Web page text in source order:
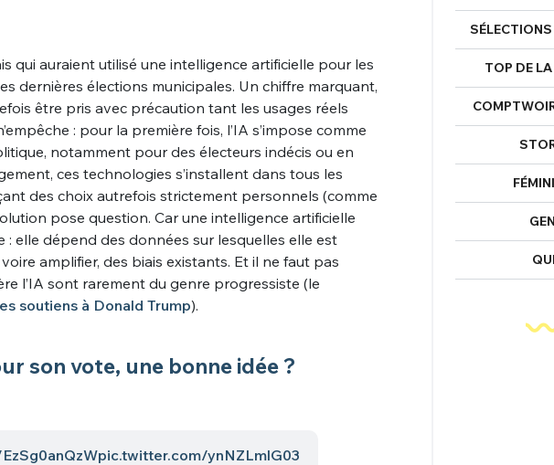
qui auraient utilisé une intelligence artificielle pour les
dernières élections municipales. Un chiffre marquant,
être pris avec précaution tant les usages réels
: pour la première fois, l’IA s’impose comme
notamment pour des électeurs indécis ou en
ces technologies s’installent dans tous les
des choix autrefois strictement personnels (comme
pose question. Car une intelligence artificielle
: elle dépend des données sur lesquelles elle est
amplifier, des biais existants. Et il ne faut pas
l’IA sont rarement du genre progressiste (le
soutiens à Donald Trump).
son vote, une bonne idée ?
pic.twitter.com/ynNZLmlG03
TOP DE